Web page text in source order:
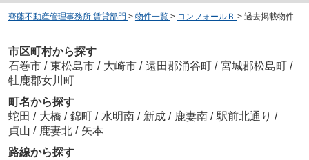
齊藤不動産管理事務所 賃貸部門 > 物件一覧 > コンフォールＢ > 過去掲載物件
市区町村から探す
石巻市 / 東松島市 / 大崎市 / 遠田郡涌谷町 / 宮城郡松島町 /
牡鹿郡女川町
町名から探す
蛇田 / 大橋 / 錦町 / 水明南 / 新成 / 鹿妻南 / 駅前北通り /
貞山 / 鹿妻北 / 矢本
路線から探す